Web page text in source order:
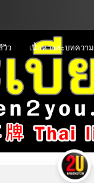
วิว เนื้อหาและบทความ